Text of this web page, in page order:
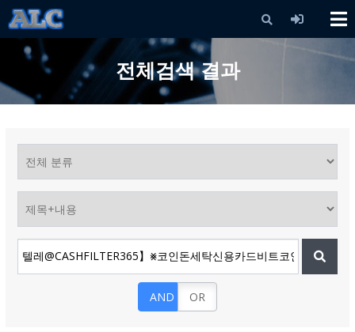
전체검색 결과
AND OR